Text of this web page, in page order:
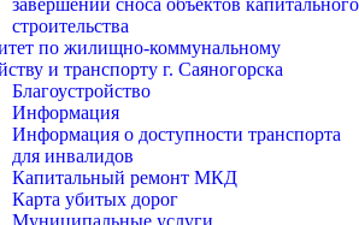
завершении сноса объектов капитального
строительства
по жилищно-коммунальному
и транспорту г. Саяногорска
Благоустройство
Информация
Информация о доступности транспорта
для инвалидов
Капитальный ремонт МКД
Карта убитых дорог